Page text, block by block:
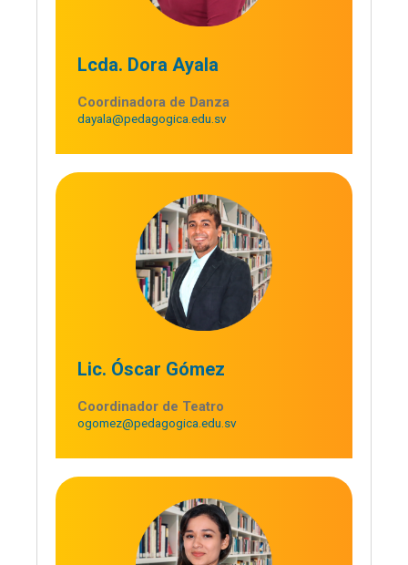
Lcda. Dora Ayala
Coordinadora de Danza
dayala@pedagogica.edu.sv
Lic. Óscar Gómez
Coordinador de Teatro
ogomez@pedagogica.edu.sv